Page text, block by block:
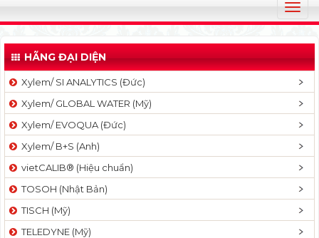
T
o
g
l
v
a
t
HÃNG ĐẠI DIỆN
Xylem/ SI ANALYTICS (Đức)
Xylem/ GLOBAL WATER (Mỹ)
Xylem/ EVOQUA (Đức)
Xylem/ B+S (Anh)
vietCALIB® (Hiệu chuẩn)
TOSOH (Nhật Bản)
TISCH (Mỹ)
TELEDYNE (Mỹ)